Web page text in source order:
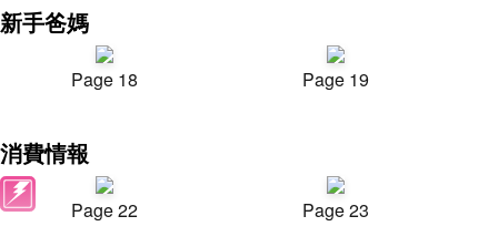
新手爸媽
Page 18 Page 19
消費情報
Page 22 Page 23